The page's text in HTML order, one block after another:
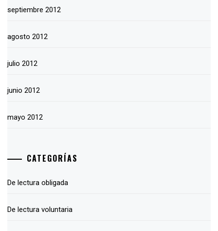
septiembre 2012
agosto 2012
julio 2012
junio 2012
mayo 2012
CATEGORÍAS
De lectura obligada
De lectura voluntaria